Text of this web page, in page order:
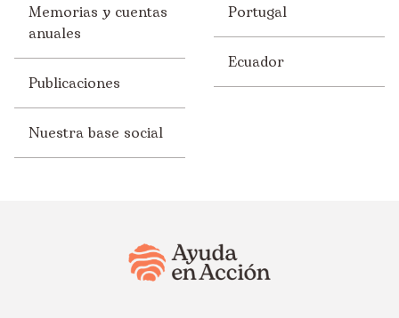
Memorias y cuentas
anuales
Publicaciones
Nuestra base social
Portugal
Ecuador